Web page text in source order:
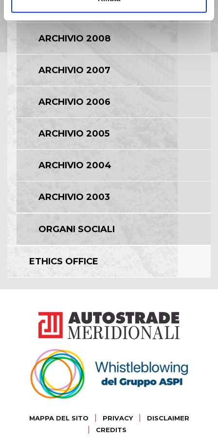
ARCHIVIO 2008
ARCHIVIO 2007
ARCHIVIO 2006
ARCHIVIO 2005
ARCHIVIO 2004
ARCHIVIO 2003
ORGANI SOCIALI
ETHICS OFFICE
MAPPA DEL SITO PRIVACY DISCLAIMER
CREDITS